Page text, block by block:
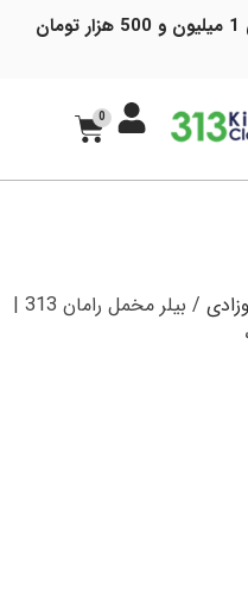
0
/ بیلر مخمل رامان 313 |